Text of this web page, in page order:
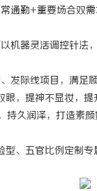
勤+重要场合双需
器灵活调控针法
际线项目，满足
提神不显妆，提
润泽，打造素颜
五官比例定制专